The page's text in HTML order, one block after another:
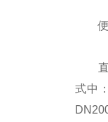
便于
直埋
式中